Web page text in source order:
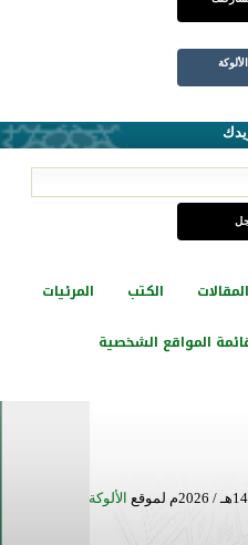
المقالات الكتب المرئيات
المواقع الشخصية
الألوكة